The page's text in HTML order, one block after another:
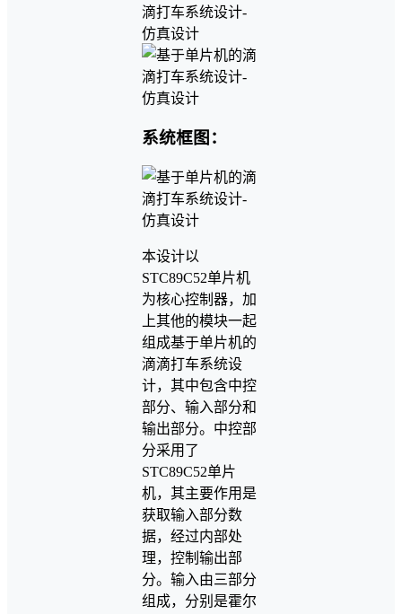
系统框图：
本设计以
STC89C52单片机
为核心控制器，加
上其他的模块一起
组成基于单片机的
滴滴打车系统设
计，其中包含中控
部分、输入部分和
输出部分。中控部
分采用了
STC89C52单片
机，其主要作用是
获取输入部分数
据，经过内部处
理，控制输出部
分。输入由三部分
组成，分别是霍尔